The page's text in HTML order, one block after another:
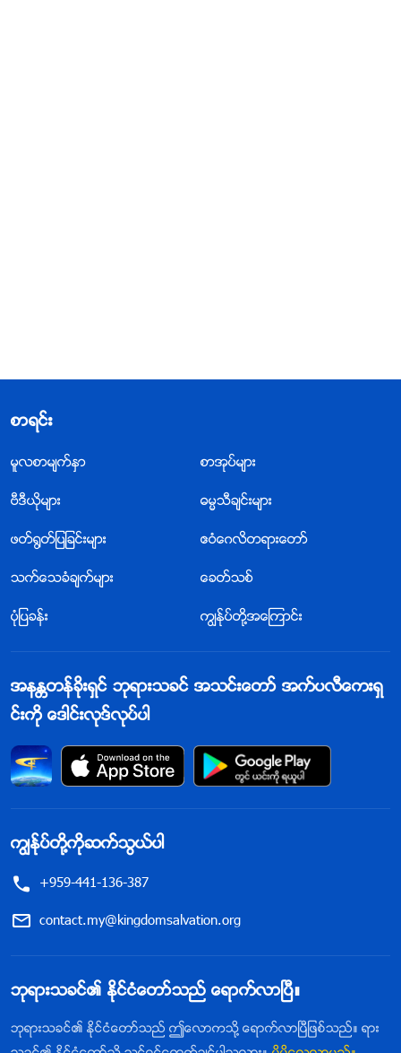
စာရင္း
မူလစာမ်က္ႏွာ စာအုပ္မ်ား
ဗီဒီယိုမ်ား ဓမၼသီခ်င္းမ်ား
ဖတ္႐ြတ္ျပျခင္းမ်ား ဧဝံေဂလိတရားေတာ္
သက္ေသခံခ်က္မ်ား ေခတ္သစ္
ပုံျပခန္း ကြၽန္ုပ္တို႔အေၾကာင္း
အနႏၲတန္ခိုးရွင္ ဘုရားသခင္ အသင္းေတာ္ အက္ပလီေကးရွ
င္းကို ေဒါင္းလုဒ္လုပ္ပါ
ကြၽန္ုပ္တို႔ကိုဆက္သြယ္ပါ
+959-441-136-387
contact.my@kingdomsalvation.org
ဘုရားသခင္၏ ႏိုင္ငံေတာ္သည္ ေရာက္လာၿပီ။
ဘုရားသခင္၏ ႏိုင္ငံေတာ္သည္ ဤေလာကသို႔ ေရာက္လာၿပီျဖစ္သည္။ ရား